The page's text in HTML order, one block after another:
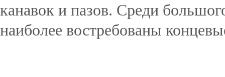
канавок и пазов. Среди
наиболее востребованы